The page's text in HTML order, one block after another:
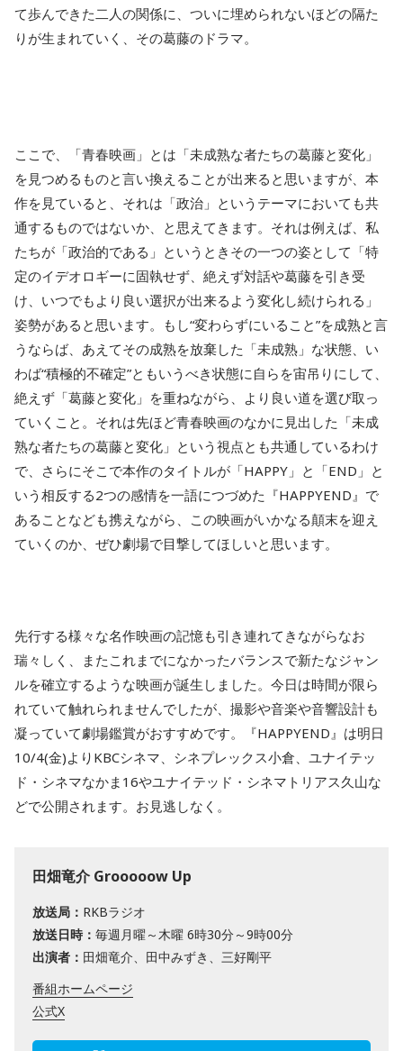
て歩んできた二人の関係に、ついに埋められないほどの隔た
りが生まれていく、その葛藤のドラマ。
ここで、「青春映画」とは「未成熟な者たちの葛藤と変化」
を見つめるものと言い換えることが出来ると思いますが、本
作を見ていると、それは「政治」というテーマにおいても共
通するものではないか、と思えてきます。それは例えば、私
たちが「政治的である」というときその一つの姿として「特
定のイデオロギーに固執せず、絶えず対話や葛藤を引き受
け、いつでもより良い選択が出来るよう変化し続けられる」
姿勢があると思います。もし“変わらずにいること”を成熟と言
うならば、あえてその成熟を放棄した「未成熟」な状態、い
わば“積極的不確定”ともいうべき状態に自らを宙吊りにして、
絶えず「葛藤と変化」を重ねながら、より良い道を選び取っ
ていくこと。それは先ほど青春映画のなかに見出した「未成
熟な者たちの葛藤と変化」という視点とも共通しているわけ
で、さらにそこで本作のタイトルが「HAPPY」と「END」と
いう相反する2つの感情を一語につづめた『HAPPYEND』で
あることなども携えながら、この映画がいかなる顛末を迎え
ていくのか、ぜひ劇場で目撃してほしいと思います。
先行する様々な名作映画の記憶も引き連れてきながらなお
瑞々しく、またこれまでになかったバランスで新たなジャン
ルを確立するような映画が誕生しました。今日は時間が限ら
れていて触れられませんでしたが、撮影や音楽や音響設計も
凝っていて劇場鑑賞がおすすめです。『HAPPYEND』は明日
10/4(金)よりKBCシネマ、シネプレックス小倉、ユナイテッ
ド・シネマなかま16やユナイテッド・シネマトリアス久山な
どで公開されます。お見逃しなく。
田畑竜介 Grooooow Up
放送局： RKBラジオ
放送日時： 毎週月曜～木曜 6時30分～9時00分
出演者： 田畑竜介、田中みずき、三好剛平
番組ホームページ
公式X